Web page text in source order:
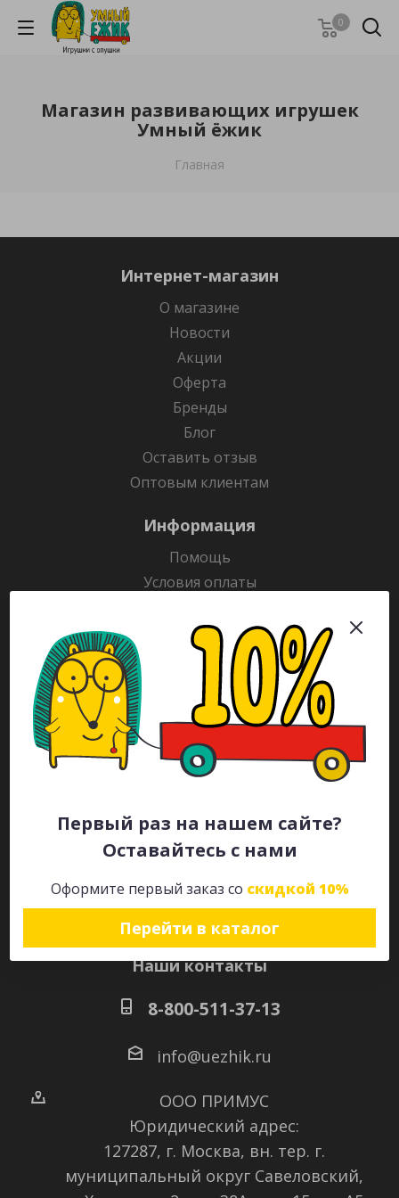
Первый раз на нашем сайте?
Оставайтесь с нами
Оформите первый заказ со скидкой 10%
Перейти в каталог
0
Магазин развивающих игрушек
Умный ёжик
Главная
Интернет-магазин
О магазине
Новости
Акции
Оферта
Бренды
Блог
Оставить отзыв
Оптовым клиентам
Информация
Помощь
Условия оплаты
Гарантия на товар
Раскраски
Рекламодателям
Каталог
Будьте всегда в курсе!
Наши контакты
8-800-511-37-13
info@uezhik.ru
ООО ПРИМУС
Юридический адрес:
127287, г. Москва, вн. тер. г.
муниципальный округ Савеловский,